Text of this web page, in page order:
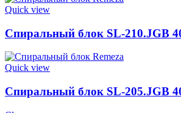
Quick view
Спиральный блок SL-210.JGB
Quick view
Спиральный блок SL-205.JGB